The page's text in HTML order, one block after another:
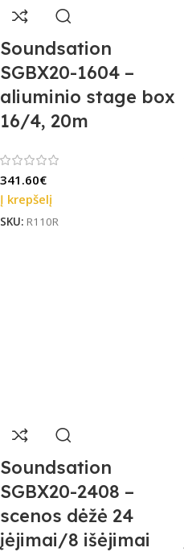
Soundsation
SGBX20-1604 –
aliuminio stage box
16/4, 20m
341.60€
Į krepšelį
SKU: R110R
Soundsation
SGBX20-2408 –
scenos dėžė 24
įėjimai/8 išėjimai